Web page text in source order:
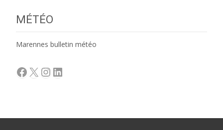
MÉTÉO
Marennes bulletin météo
Facebook
X Instagram
LinkedIn